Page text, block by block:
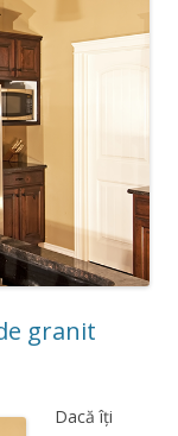
granit
Dacă îți